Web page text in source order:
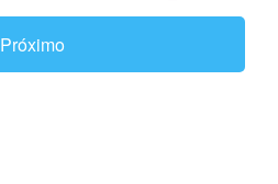
Próximo